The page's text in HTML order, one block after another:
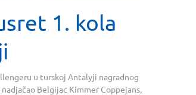
1. kola
u turskoj Antalyji nagradnog
Belgijac Kimmer Coppejans,